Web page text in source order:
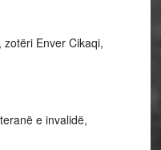
Enver Cikaqi,
e invalidë,